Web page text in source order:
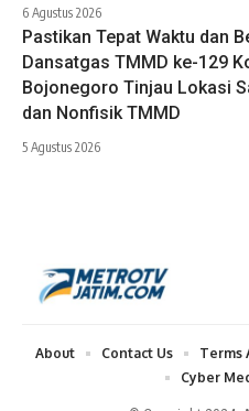
6 Agustus 2026
Pastikan Tepat Waktu dan
Dansatgas TMMD ke-129
Bojonegoro Tinjau Lokasi
dan Nonfisik TMMD
5 Agustus 2026
About Contact Us Terms
Cyber